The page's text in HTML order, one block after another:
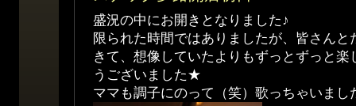
盛況の中にお開きとなりました♪
限られた時間ではありましたが、皆さん
きて、想像していたよりもずっとずっと
うございました★
ママも調子にのって（笑）歌っちゃいまし